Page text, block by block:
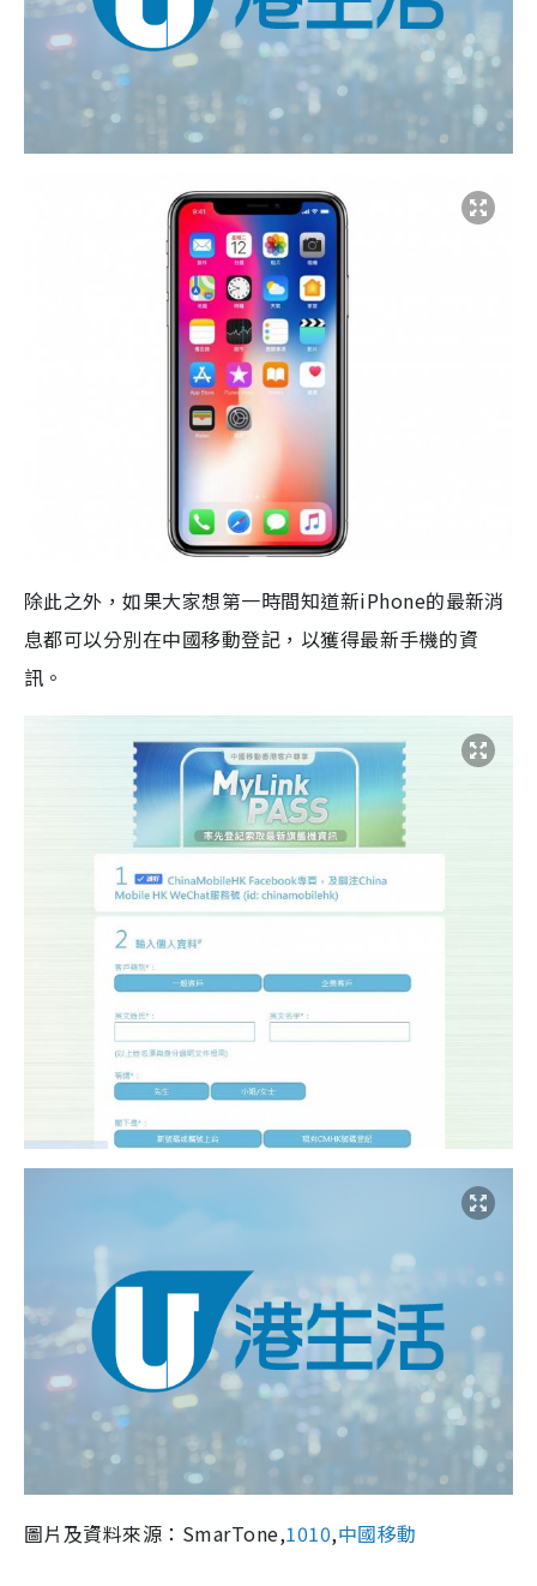
除此之外，如果大家想第一時間知道新iPhone的最新消
息都可以分別在中國移動登記，以獲得最新手機的資
訊。
圖片及資料來源： SmarTone,1010,中國移動